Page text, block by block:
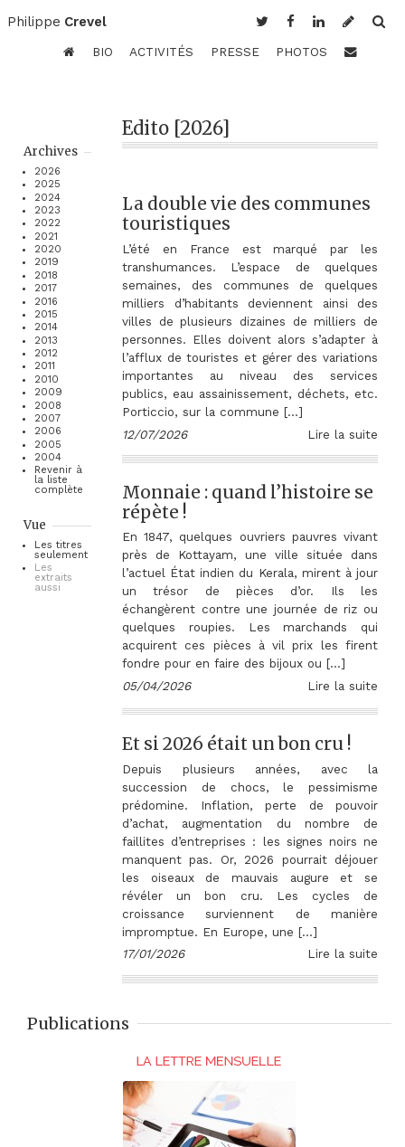
Philippe Crevel
BIO ACTIVITÉS PRESSE PHOTOS
Archives
2026
2025
2024
2023
2022
2021
2020
2019
2018
2017
2016
2015
2014
2013
2012
2011
2010
2009
2008
2007
2006
2005
2004
Revenir à
la liste
complète
Vue
Les titres
seulement
Les
extraits
aussi
Edito [2026]
La double vie des communes
touristiques
L’été en France est marqué par les
transhumances. L’espace de quelques
semaines, des communes de quelques
milliers d’habitants deviennent ainsi des
villes de plusieurs dizaines de milliers de
personnes. Elles doivent alors s’adapter à
l’afflux de touristes et gérer des variations
importantes au niveau des services
publics, eau assainissement, déchets, etc.
Porticcio, sur la commune […]
12/07/2026
Lire la suite
Monnaie : quand l’histoire se
répète !
En 1847, quelques ouvriers pauvres vivant
près de Kottayam, une ville située dans
l’actuel État indien du Kerala, mirent à jour
un trésor de pièces d’or. Ils les
échangèrent contre une journée de riz ou
quelques roupies. Les marchands qui
acquirent ces pièces à vil prix les firent
fondre pour en faire des bijoux ou […]
05/04/2026
Lire la suite
Et si 2026 était un bon cru !
Depuis plusieurs années, avec la
succession de chocs, le pessimisme
prédomine. Inflation, perte de pouvoir
d’achat, augmentation du nombre de
faillites d’entreprises : les signes noirs ne
manquent pas. Or, 2026 pourrait déjouer
les oiseaux de mauvais augure et se
révéler un bon cru. Les cycles de
croissance surviennent de manière
impromptue. En Europe, une […]
17/01/2026
Lire la suite
Publications